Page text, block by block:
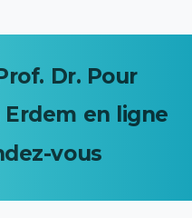
Dr. Pour
Erdem en ligne
vous